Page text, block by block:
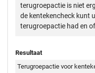
terugroepactie is niet
de kentekencheck kunt
terugroepactie had en
Resultaat
Terugroepactie voor